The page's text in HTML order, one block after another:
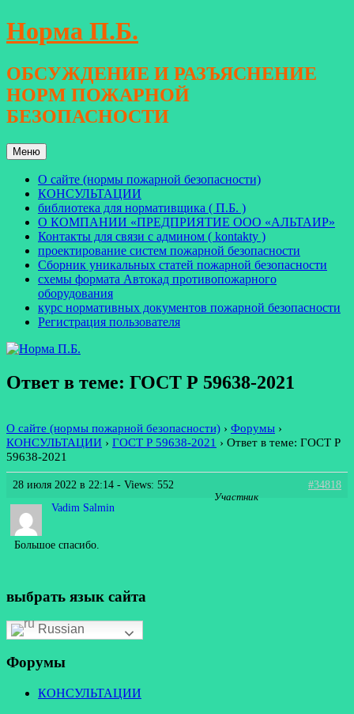
Перейти
к
Норма П.Б.
ОБСУЖДЕНИЕ И РАЗЪЯСНЕНИЕ
НОРМ ПОЖАРНОЙ
БЕЗОПАСНОСТИ
Меню
О сайте (нормы пожарной безопасности)
КОНСУЛЬТАЦИИ
библиотека для нормативщика ( П.Б. )
О КОМПАНИИ «ПРЕДПРИЯТИЕ ООО «АЛЬТАИР»
Контакты для связи с админом ( kontakty )
проектирование систем пожарной безопасности
Сборник уникальных статей пожарной безопасности
схемы формата Автокад противопожарного
оборудования
курс нормативных документов пожарной безопасности
Регистрация пользователя
Ответ в теме: ГОСТ Р 59638-2021
О сайте (нормы пожарной безопасности) › Форумы ›
КОНСУЛЬТАЦИИ › ГОСТ Р 59638-2021 › Ответ в теме: ГОСТ Р
59638-2021
28 июля 2022 в 22:14 - Views: 552
#34818
Vadim Salmin
Участник
Большое спасибо.
выбрать язык сайта
Russian
Форумы
КОНСУЛЬТАЦИИ